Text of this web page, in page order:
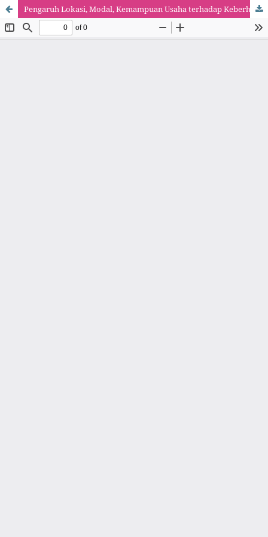
Pengaruh Lokasi, Modal, Kemampuan Usaha terhadap Keberhasilan Usaha